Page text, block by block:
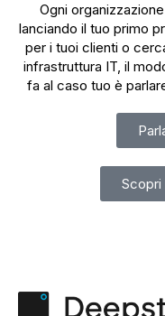
Ogni
lanciando il tuo primo
per i tuoi clienti o
infrastruttura IT, il
fa al caso tuo è
Scopri